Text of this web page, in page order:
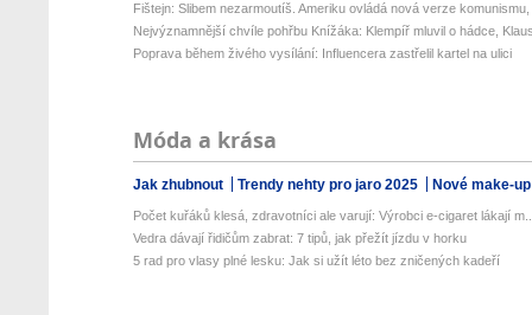
Fištejn: Slibem nezarmoutíš. Ameriku ovládá nová verze
Nejvýznamnější chvíle pohřbu Knížáka: Klempíř mluvil o hádce,
Poprava během živého vysílání: Influencera zastřelil kartel na ulici
Móda a krása
Jak zhubnout Trendy nehty pro jaro 2025 Nové make-
Počet kuřáků klesá, zdravotníci ale varují: Výrobci e-cigaret lákají
Vedra dávají řidičům zabrat: 7 tipů, jak přežít jízdu v horku
5 rad pro vlasy plné lesku: Jak si užít léto bez zničených kadeří